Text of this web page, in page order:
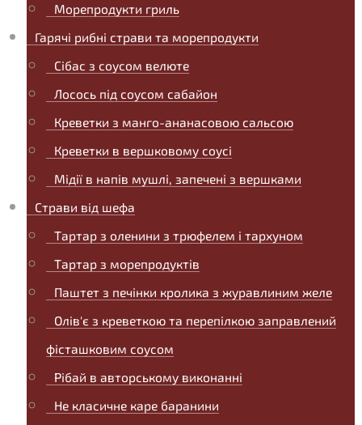
Морепродукти гриль
Гарячі рибні страви та морепродукти
Сібас з соусом велюте
Лосось під соусом сабайон
Креветки з манго-ананасовою сальсою
Креветки в вершковому соусі
Мідії в напів мушлі, запечені з вершками
Страви від шефа
Тартар з оленини з трюфелем і тархуном
Тартар з морепродуктів
Паштет з печінки кролика з журавлиним желе
Олів'є з креветкою та перепілкою заправлений
фісташковим соусом
Рібай в авторському виконанні
Не класичне каре баранини